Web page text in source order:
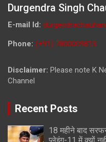
Durgendra Singh
E-mail Id:
Phone: (+91) 7800009813
Disclaimer: Please note K
Channel
Recent Posts
18 महीने बाद